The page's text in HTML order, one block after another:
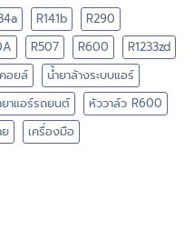
R141b
R290
R507 R600
R1233zd
อยล์
น้ำยาล้างระบบแอร์
ยาแอร์รถยนต์
หัววาล์ว R600
เครื่องมือ